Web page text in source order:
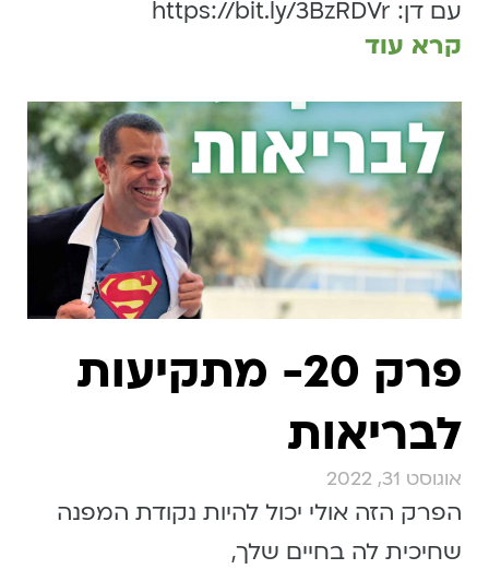
עם דן: https://bit.ly/3BzRDVr
קרא עוד
פרק 20- מתקיעות
לבריאות
אוגוסט 31, 2022
הפרק הזה אולי יכול להיות נקודת המפנה
שחיכית לה בחיים שלך,